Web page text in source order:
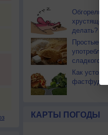
Обгорели
хрустящей
делать?
Простые
сладкого
Как
фастфуда
КАРТЫ ПОГОДЫ